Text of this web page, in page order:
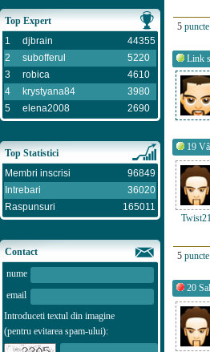
Top Expert
1
djbrain
44355
2
subofferul
5220
3
robica
4610
4
krystyana84
3980
5
elena2008 2690
Top Statistici
Membri inscrisi
96849
Intrebari
36020
Raspunsuri
165011
Contact
nume
email
Introduceti textul din imagine
(pentru evitarea spam-ului):
5 puncte
Link
19
Twist21
5 puncte
20